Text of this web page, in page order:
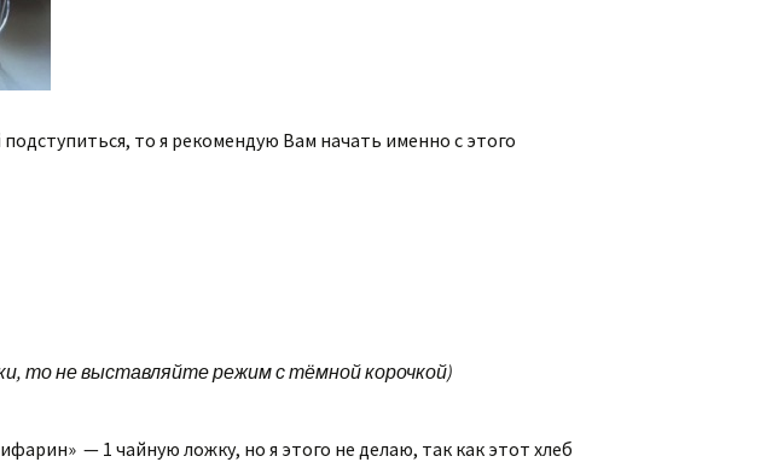
то я рекомендую Вам начать именно с этого
то не выставляйте режим с тёмной корочкой)
— 1 чайную ложку, но я этого не делаю, так как этот хлеб